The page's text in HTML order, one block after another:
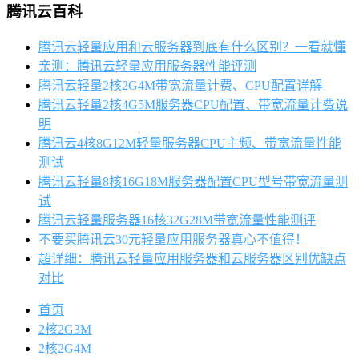
腾讯云百科
腾讯云轻量应用和云服务器到底有什么区别？一看就懂
亲测：腾讯云轻量应用服务器性能评测
腾讯云轻量2核2G4M带宽流量计费、CPU配置详解
腾讯云轻量2核4G5M服务器CPU配置、带宽流量计费说
明
腾讯云4核8G12M轻量服务器CPU主频、带宽流量性能
测试
腾讯云轻量8核16G18M服务器配置CPU型号带宽流量测
试
腾讯云轻量服务器16核32G28M带宽流量性能测评
不要买腾讯云30元轻量应用服务器真心不值得！
超详细：腾讯云轻量应用服务器和云服务器区别优缺点
对比
首页
2核2G3M
2核2G4M